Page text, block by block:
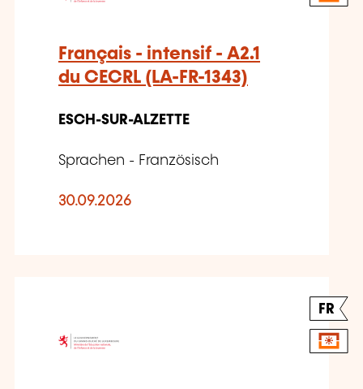
Français - intensif - A2.1
du CECRL (LA-FR-1343)
ESCH-SUR-ALZETTE
Sprachen - Französisch
30.09.2026
FR